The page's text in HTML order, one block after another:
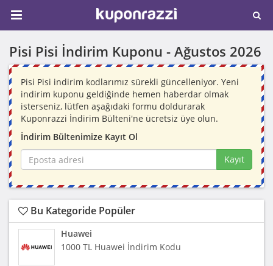
Pisi Pisi İndirim Kuponu - Ağustos 2026
Pisi Pisi indirim kodlarımız sürekli güncelleniyor. Yeni
indirim kuponu geldiğinde hemen haberdar olmak
isterseniz, lütfen aşağıdaki formu doldurarak
Kuponrazzi İndirim Bülteni'ne ücretsiz üye olun.
İndirim Bültenimize Kayıt Ol
Kayıt
Bu Kategoride Popüler
Huawei
1000 TL Huawei İndirim Kodu